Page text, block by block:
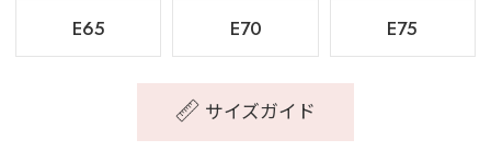
E65 E70 E75
サイズガイド